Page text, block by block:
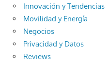
Innovación y Tendencias
Movilidad y Energía
Negocios
Privacidad y Datos
Reviews